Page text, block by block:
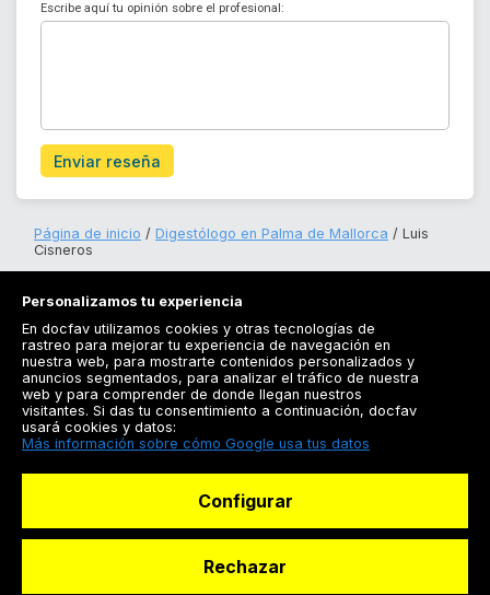
Escribe aquí tu opinión sobre el profesional:
Enviar reseña
Página de inicio Digestólogo en Palma de Mallorca
Luis
Cisneros
Registrarse
Docfav
Personalizamos tu experiencia
En docfav utilizamos cookies y otras tecnologías de
rastreo para mejorar tu experiencia de navegación en
nuestra web, para mostrarte contenidos personalizados y
anuncios segmentados, para analizar el tráfico de nuestra
web y para comprender de donde llegan nuestros
visitantes. Si das tu consentimiento a continuación, docfav
usará cookies y datos:
Más información sobre cómo Google usa tus datos
Configurar
Rechazar